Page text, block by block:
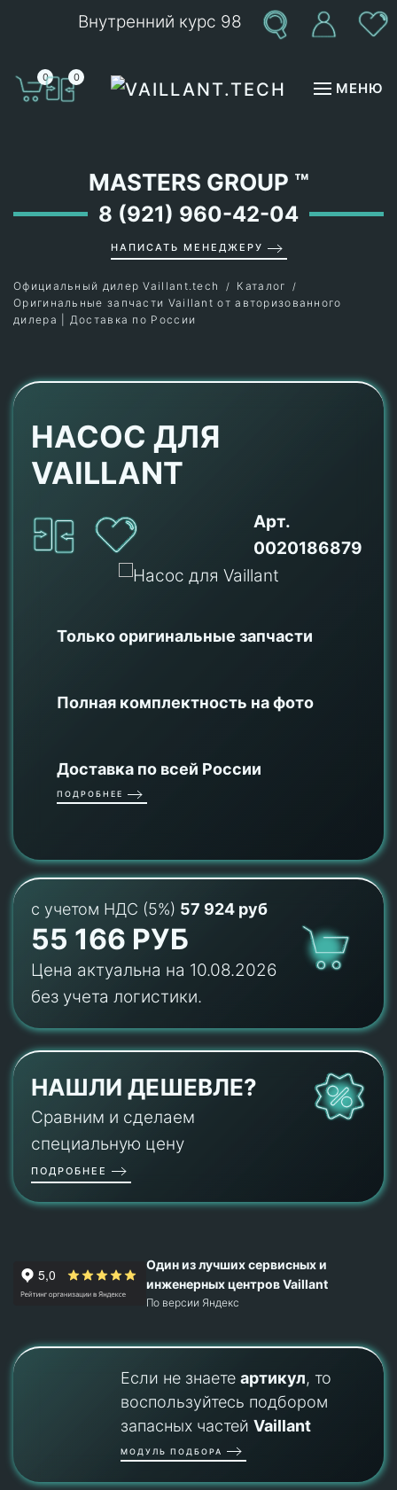
Внутренний курс 98
0 0
МЕНЮ
MASTERS GROUP ™
8 (921) 960-42-04
НАПИСАТЬ МЕНЕДЖЕРУ
Официальный дилер Vaillant.tech
Каталог
Оригинальные запчасти Vaillant от авторизованного
дилера | Доставка по России
НАСОС ДЛЯ
VAILLANT
Арт.
0020186879
Только оригинальные запчасти
Полная комплектность на фото
Доставка по всей России
ПОДРОБНЕЕ
с учетом НДС (5%) 57 924 руб
55 166 РУБ
Цена актуальна на 10.08.2026
без учета логистики.
НАШЛИ ДЕШЕВЛЕ?
Сравним и сделаем
специальную цену
ПОДРОБНЕЕ
Один из лучших сервисных и
инженерных центров Vaillant
По версии Яндекс
Если не знаете артикул, то
воспользуйтесь подбором
запасных частей Vaillant
МОДУЛЬ ПОДБОРА